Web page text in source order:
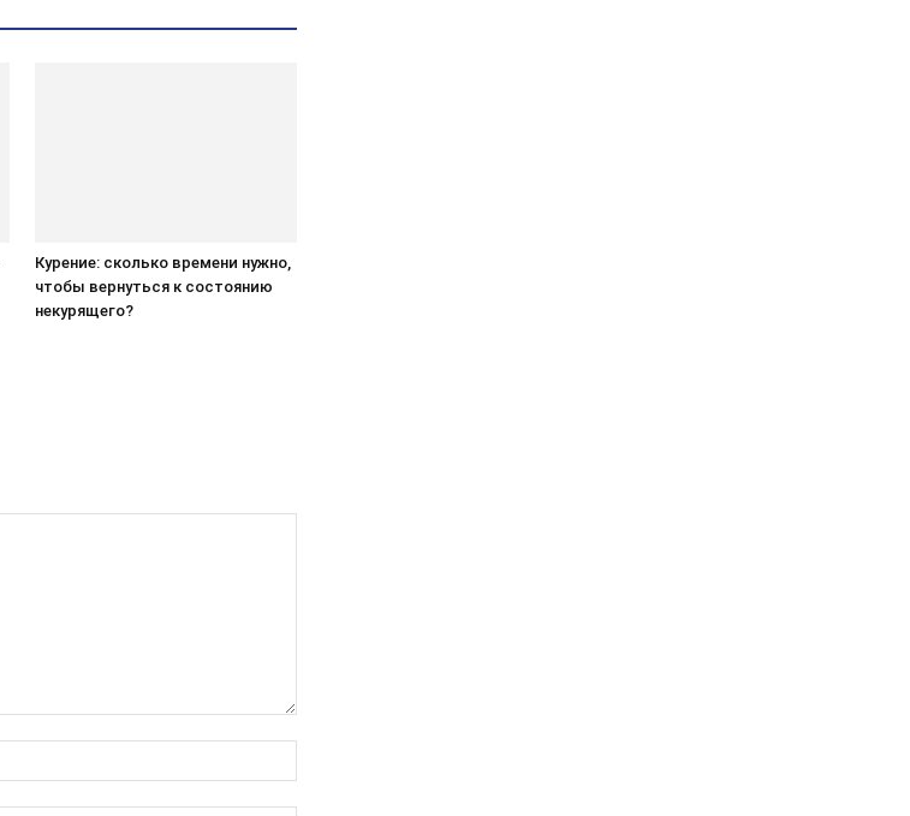
Курение: сколько времени нужно,
чтобы вернуться к состоянию
некурящего?